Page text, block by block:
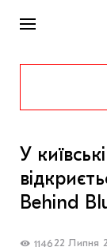
У
Behind
1146 22 Липня